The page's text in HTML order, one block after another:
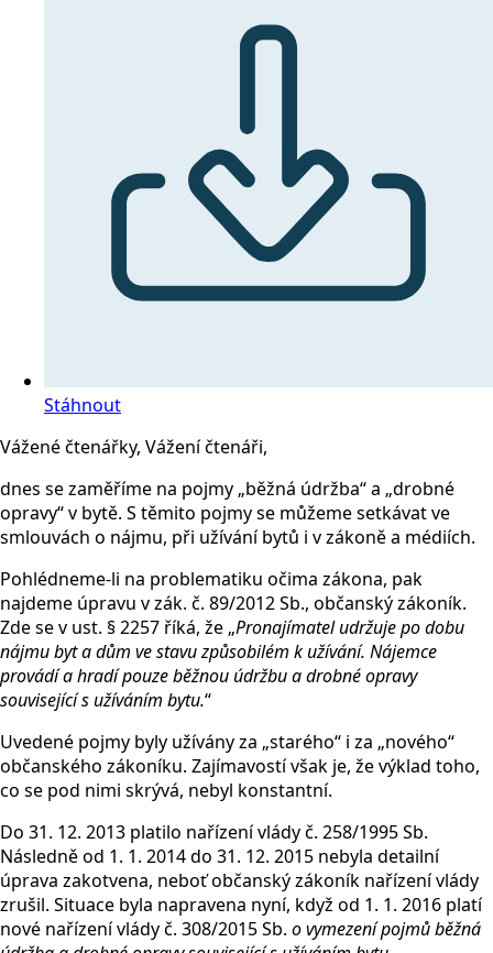
Stáhnout
Vážené čtenářky, Vážení čtenáři,
dnes se zaměříme na pojmy „běžná údržba“ a „drobné
opravy“ v bytě. S těmito pojmy se můžeme setkávat ve
smlouvách o nájmu, při užívání bytů i v zákoně a médiích.
Pohlédneme-li na problematiku očima zákona, pak
najdeme úpravu v zák. č. 89/2012 Sb., občanský zákoník.
Zde se v ust. § 2257 říká, že „Pronajímatel udržuje po dobu
nájmu byt a dům ve stavu způsobilém k užívání. Nájemce
provádí a hradí pouze běžnou údržbu a drobné opravy
související s užíváním bytu.“
Uvedené pojmy byly užívány za „starého“ i za „nového“
občanského zákoníku. Zajímavostí však je, že výklad toho,
co se pod nimi skrývá, nebyl konstantní.
Do 31. 12. 2013 platilo nařízení vlády č. 258/1995 Sb.
Následně od 1. 1. 2014 do 31. 12. 2015 nebyla detailní
úprava zakotvena, neboť občanský zákoník nařízení vlády
zrušil. Situace byla napravena nyní, když od 1. 1. 2016 platí
nové nařízení vlády č. 308/2015 Sb. o vymezení pojmů běžná